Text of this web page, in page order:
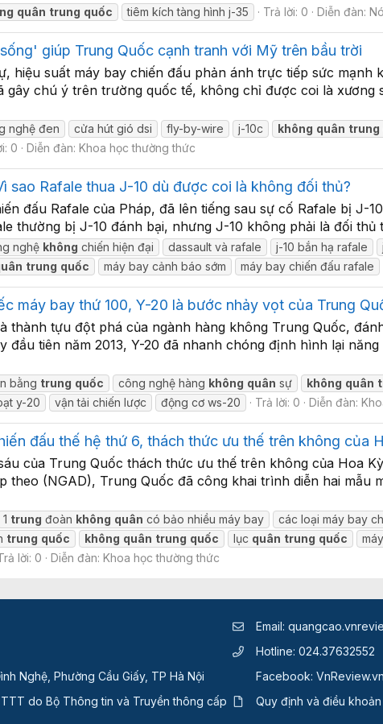
quân trung quốc tiêm kích tàng hình j-35 Trả lời: 0 Diễn đàn:
giúp Trung Quốc cạnh tranh với Mỹ trên bầu trời
hiệu suất máy bay chiến đấu phản ánh trực tiếp sức mạnh
gây chú ý trên trường quốc tế, không chỉ được coi là
nghệ đen cửa hút gió dsi fly-by-wire j-10c không quân trung
0 Diễn đàn: Khoa học thường thức
sao Rafale thua J-10 dù được coi là không đối thủ?
đấu Rafale của Pháp, đã lên tiếng sau sự cố Rafale bị J-
thường bị J-10 đánh bại, nhưng J-10 không phải là đối
nghệ không chiến hiện đại dassault và rafale j-10 bắn hạ rafale
trung quốc máy bay cảnh báo sớm máy bay chiến đấu rafale
máy bay thứ 100, Y-20 là bước nhảy vọt của Trung
thành tựu đột phá của ngành hàng không Trung Quốc,
đầu tiên năm 2013, Y-20 đã nhanh chóng định hình lại
bằng trung quốc công nghệ hàng không quân sự không quân
y-20 vận tải chiến lược động cơ ws-20 Trả lời: 0 Diễn đàn:
đấu thế hệ thứ 6, thách thức ưu thế trên không của
của Trung Quốc thách thức ưu thế trên không của Hoa
theo (NGAD), Trung Quốc đã công khai trình diễn hai mẫu
1 trung đoàn không quân có bảo nhiều máy bay
các loại máy bay
trung quốc không quân trung quốc lục quân trung quốc
lời: 0 Diễn đàn: Khoa học thường thức
Nghệ, Phường Cầu Giấy, TP Hà Nội
do Bộ Thông tin và Truyền thông cấp
Email:
Hotline: 024.37632552
Facebook: VnReview.vn
Quy định và điều